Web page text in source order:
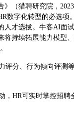
》（猎聘研究院，
数字化转型的必选项
人才选拔。牛客AI面
将持续拓展能力模型
评分、行为倾向评测
，HR可实时掌控招聘